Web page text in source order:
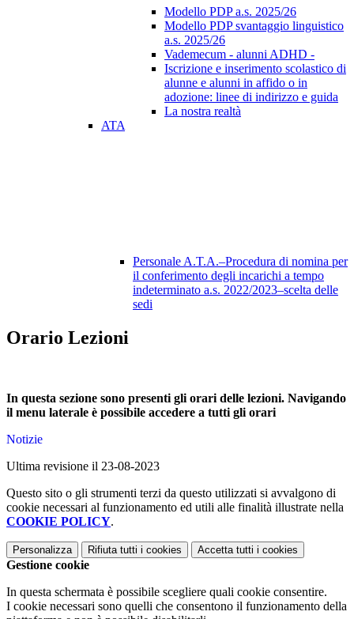
Modello PDP a.s. 2025/26
Modello PDP svantaggio linguistico
a.s. 2025/26
Vademecum - alunni ADHD -
Iscrizione e inserimento scolastico di
alunne e alunni in affido o in
adozione: linee di indirizzo e guida
La nostra realtà
ATA
Personale A.T.A.–Procedura di nomina per
il conferimento degli incarichi a tempo
indeterminato a.s. 2022/2023–scelta delle
sedi
Orario Lezioni
In questa sezione sono presenti gli orari delle lezioni. Navigando
il menu laterale è possibile accedere a tutti gli orari
Notizie
Ultima revisione il 23-08-2023
Questo sito o gli strumenti terzi da questo utilizzati si avvalgono di
cookie necessari al funzionamento ed utili alle finalità illustrate nella
COOKIE POLICY.
Personalizza Rifiuta tutti i cookies Accetta tutti i cookies
Gestione cookie
In questa schermata è possibile scegliere quali cookie consentire.
I cookie necessari sono quelli che consentono il funzionamento della